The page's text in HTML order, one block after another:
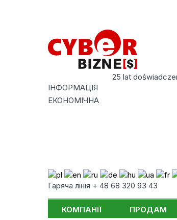
25 lat
ІНФОРМАЦІЯ
ЕКОНОМІЧНА
Гаряча лінія + 48 68 320 93 43
КОМПАНІЇ ПРОДАМ